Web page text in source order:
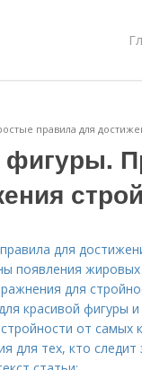
правила для
фигуры.
для
появления
для
красивой фигуры
от самых
для тех, кто следит